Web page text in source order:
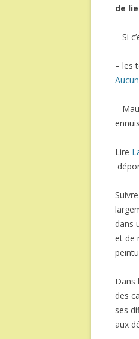
de
– Si
– les
–
Lire
dans
et de
Dans
des
ses
aux